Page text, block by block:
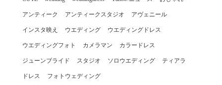
アンティーク アンティークスタジオ アヴェニール
インスタ映え ウエディング ウエディングドレス
ウエディングフォト カメラマン カラードレス
ジューンブライド スタジオ ソロウエディング ティアラ
ドレス フォトウェディング